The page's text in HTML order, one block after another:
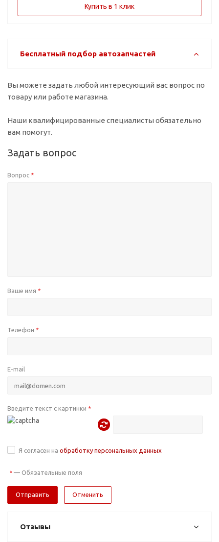
Купить в 1 клик
Бесплатный подбор автозапчастей
Вы можете задать любой интересующий вас вопрос по
товару или работе магазина.
Наши квалифицированные специалисты обязательно
вам помогут.
Задать вопрос
Вопрос *
Ваше имя *
Телефон *
E-mail
Введите текст с картинки *
Я согласен на обработку персональных данных
* — Обязательные поля
Отменить
Отзывы